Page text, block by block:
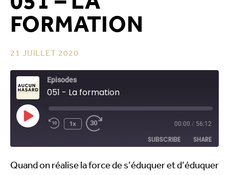
FORMATION
21 JUILLET 2020
Episodes
051 - La formation
1x 00:00 / 56:12
SUBSCRIBE SHARE
SHARE
Quand on réalise la force de s’éduquer et d’éduquer